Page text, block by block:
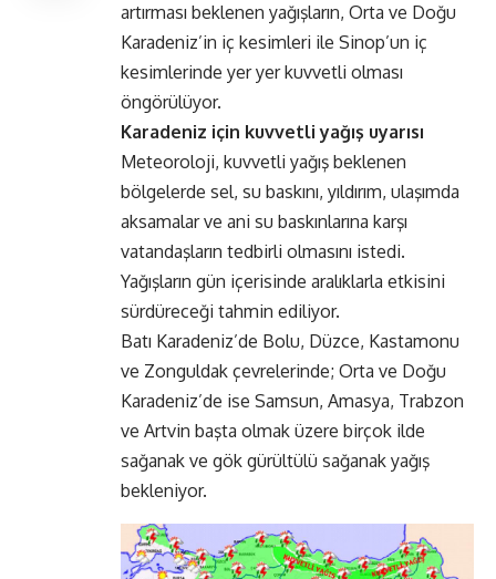
artırması beklenen yağışların, Orta ve Doğu
Karadeniz’in iç kesimleri ile Sinop’un iç
kesimlerinde yer yer kuvvetli olması
öngörülüyor.
Karadeniz için kuvvetli yağış uyarısı
Meteoroloji, kuvvetli yağış beklenen
bölgelerde sel, su baskını, yıldırım, ulaşımda
aksamalar ve ani su baskınlarına karşı
vatandaşların tedbirli olmasını istedi.
Yağışların gün içerisinde aralıklarla etkisini
sürdüreceği tahmin ediliyor.
Batı Karadeniz’de Bolu, Düzce, Kastamonu
ve Zonguldak çevrelerinde; Orta ve Doğu
Karadeniz’de ise Samsun, Amasya, Trabzon
ve Artvin başta olmak üzere birçok ilde
sağanak ve gök gürültülü sağanak yağış
bekleniyor.